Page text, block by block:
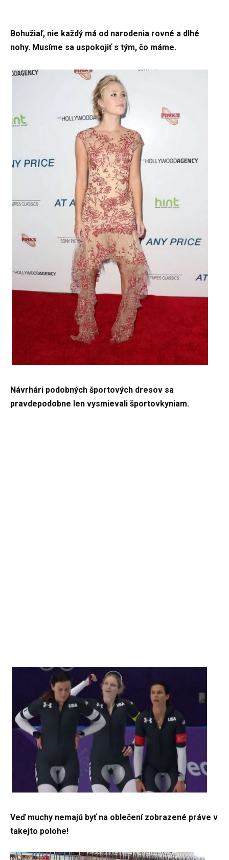
Bohužiaľ, nie každý má od narodenia rovné a dlhé
nohy. Musíme sa uspokojiť s tým, čo máme.
Návrhári podobných športových dresov sa
pravdepodobne len vysmievali športovkyniam.
Veď muchy nemajú byť na oblečení zobrazené práve v
takejto polohe!